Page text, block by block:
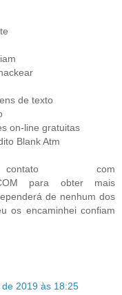
de texto
on-line gratuitas
Blank Atm
com
para obter mais
de nenhum dos
os encaminhei confiam
2019 às 18:25